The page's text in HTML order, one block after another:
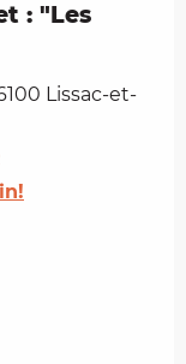
: "Les
Lissac-et-